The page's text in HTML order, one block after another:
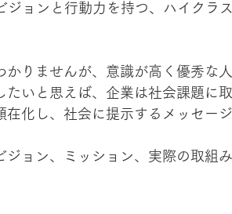
ジョンと行動力を持つ、ハイクラ
かりませんが、意識が高く優秀な
たいと思えば、企業は社会課題に
化し、社会に提示するメッセー
ジョン、ミッション、実際の取組